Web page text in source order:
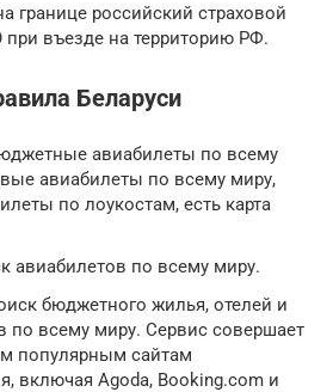
границе российский страховой
въезде на территорию РФ.
Беларуси
авиабилеты по всему
авиабилеты по всему миру,
по лоукостам, есть карта
авиабилетов по всему миру.
бюджетного жилья, отелей и
по всему миру. Сервис совершает
популярным сайтам
включая Agoda, Booking.com и